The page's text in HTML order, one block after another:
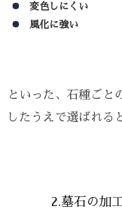
変色しにくい
風化に強い
といった、石種ごと
したうえで選ばれる
2.墓石の加